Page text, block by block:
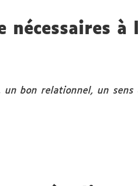
à
bon relationnel, un